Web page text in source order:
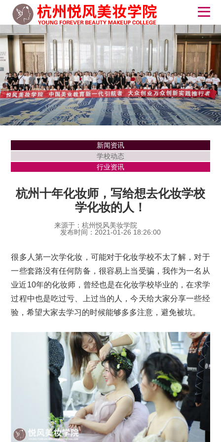
新闻资讯
学校动态
行业资讯
杭州十年化妆师，写给想去化妆学校
学化妆的人！
来源于：杭州悦风美妆学院
发布时间：2021-01-26 18:26:00
很多人第一次学化妆，可能对于化妆学校不太了解，对于
一些套路没有任何防备，很容易上当受骗，我作为一名从
业近10年的化妆师，曾经也是在化妆学校毕业的，在求学
过程中也是吃过亏、上过当的人，今天给大家分享一些经
验，希望大家去学习的时候能够多多注意，避免被坑。